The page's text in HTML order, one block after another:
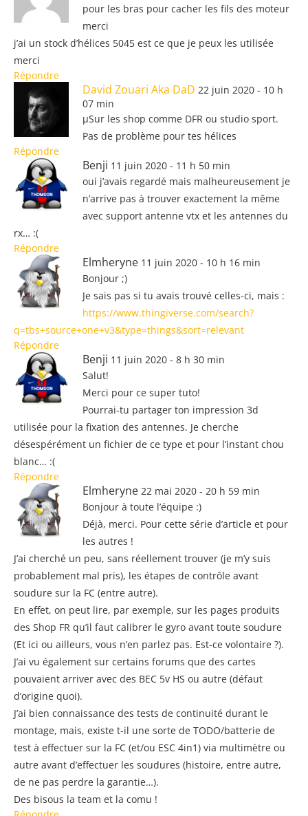
pour les bras pour cacher les fils des moteur
merci
j’ai un stock d’hélices 5045 est ce que je peux les utilisée
merci
Répondre
David Zouari Aka DaD 22 juin 2020 - 10 h
07 min
µSur les shop comme DFR ou studio sport.
Pas de problème pour tes hélices
Répondre
Benji 11 juin 2020 - 11 h 50 min
oui j’avais regardé mais malheureusement je
n’arrive pas à trouver exactement la même
avec support antenne vtx et les antennes du
rx… :(
Répondre
Elmheryne 11 juin 2020 - 10 h 16 min
Bonjour ;)
Je sais pas si tu avais trouvé celles-ci, mais :
https://www.thingiverse.com/search?
q=tbs+source+one+v3&type=things&sort=relevant
Répondre
Benji 11 juin 2020 - 8 h 30 min
Salut!
Merci pour ce super tuto!
Pourrai-tu partager ton impression 3d
utilisée pour la fixation des antennes. Je cherche
désespérément un fichier de ce type et pour l’instant chou
blanc… :(
Répondre
Elmheryne 22 mai 2020 - 20 h 59 min
Bonjour à toute l’équipe :)
Déjà, merci. Pour cette série d’article et pour
les autres !
J’ai cherché un peu, sans réellement trouver (je m’y suis
probablement mal pris), les étapes de contrôle avant
soudure sur la FC (entre autre).
En effet, on peut lire, par exemple, sur les pages produits
des Shop FR qu’il faut calibrer le gyro avant toute soudure
(Et ici ou ailleurs, vous n’en parlez pas. Est-ce volontaire ?).
J’ai vu également sur certains forums que des cartes
pouvaient arriver avec des BEC 5v HS ou autre (défaut
d’origine quoi).
J’ai bien connaissance des tests de continuité durant le
montage, mais, existe t-il une sorte de TODO/batterie de
test à effectuer sur la FC (et/ou ESC 4in1) via multimètre ou
autre avant d’effectuer les soudures (histoire, entre autre,
de ne pas perdre la garantie…).
Des bisous la team et la comu !